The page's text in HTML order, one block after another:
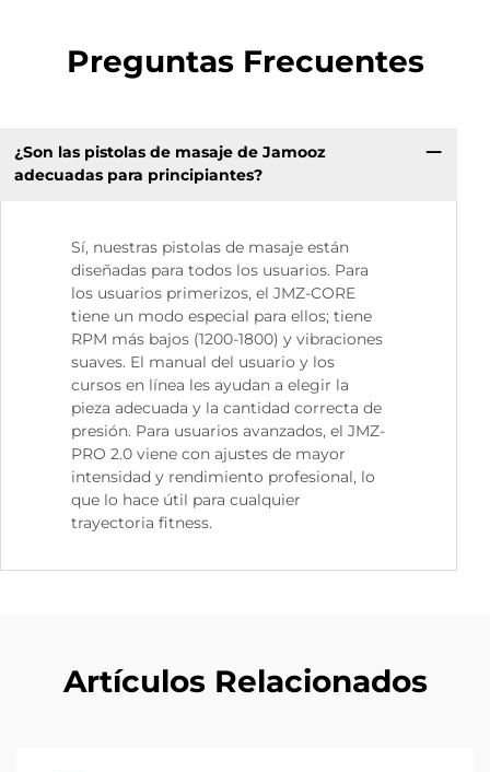
Preguntas Frecuentes
¿Son las pistolas de masaje de Jamooz
adecuadas para principiantes?
Sí, nuestras pistolas de masaje están
diseñadas para todos los usuarios. Para
los usuarios primerizos, el JMZ-CORE
tiene un modo especial para ellos; tiene
RPM más bajos (1200-1800) y vibraciones
suaves. El manual del usuario y los
cursos en línea les ayudan a elegir la
pieza adecuada y la cantidad correcta de
presión. Para usuarios avanzados, el JMZ-
PRO 2.0 viene con ajustes de mayor
intensidad y rendimiento profesional, lo
que lo hace útil para cualquier
trayectoria fitness.
Artículos Relacionados